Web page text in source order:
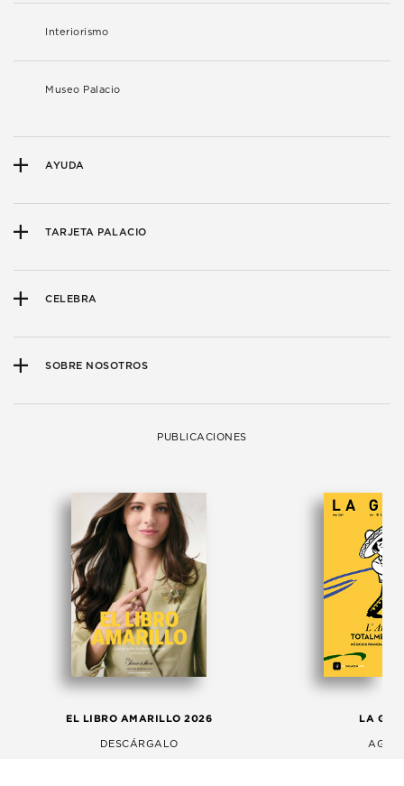
Interiorismo
Museo Palacio
AYUDA
TARJETA PALACIO
CELEBRA
SOBRE NOSOTROS
PUBLICACIONES
EL LIBRO AMARILLO 2026
DESCÁRGALO
LA